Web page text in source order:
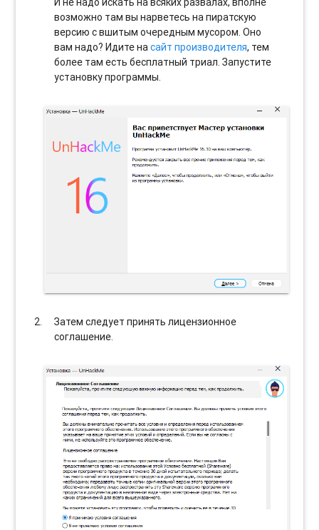
возможно там вы нарветесь на пиратскую
версию с вшитым очередным мусором. Оно
вам надо? Идите насайт производителя, тем
более там есть бесплатный триал. Запустите
установку программы.
Затем следует принять лицензионное
соглашение.